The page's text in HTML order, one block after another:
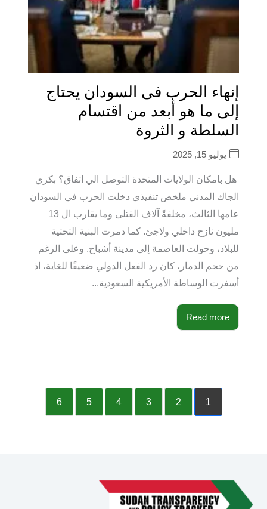
إنهاء الحرب فى السودان يحتاج
إلى ما هو أبعد من اقتسام
السلطة و الثروة
يوليو 15, 2025
هل بامكان الولايات المتحدة التوصل الي اتفاق؟ بكري
الجاك المدني ملخص تنفيذي دخلت الحرب في السودان
عامها الثالث، مخلفةً آلاف القتلى وما يقارب ال 13
مليون نازح داخلي ولاجئ. كما دمرت البنية التحتية
للبلاد، وحولت العاصمة إلى مدينة أشباح. وعلى الرغم
من حجم الدمار، كان رد الفعل الدولي ضعيفًا للغاية، اذ
أسفرت الوساطة الأمريكية السعودية...
Read more
1
2
3
4
5
6